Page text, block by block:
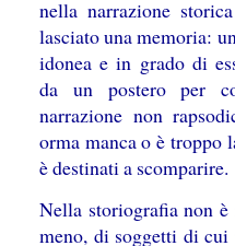
nella narrazione
lasciato una memoria:
idonea e in grado di
da un postero per
narrazione non
orma manca o è troppo
è destinati a scomparire.
Nella storiografia non
meno, di soggetti di